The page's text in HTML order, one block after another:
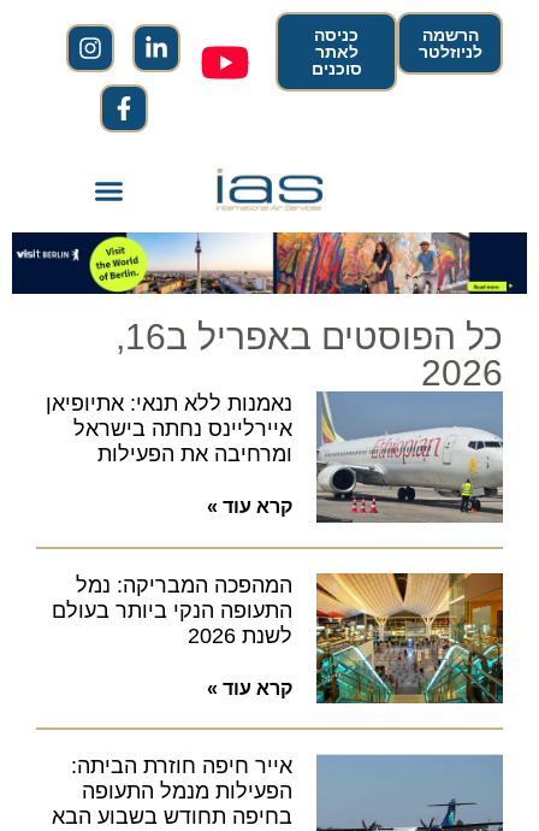
הרשמה
לניוזלטר
כניסה
לאתר
סוכנים
כל הפוסטים באפריל ב16,
2026
נאמנות ללא תנאי: אתיופיאן
איירליינס נחתה בישראל
ומרחיבה את הפעילות
קרא עוד »
המהפכה המבריקה: נמל
התעופה הנקי ביותר בעולם
לשנת 2026
קרא עוד »
אייר חיפה חוזרת הביתה:
הפעילות מנמל התעופה
בחיפה תחודש בשבוע הבא